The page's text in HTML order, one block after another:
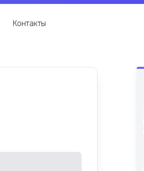
Контакты